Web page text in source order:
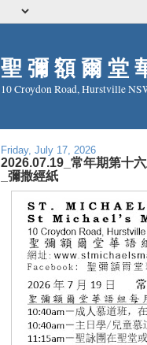
聖 彌 額 爾 堂
10 Croydon Road, Hurstville
Friday, July 17, 2026
2026.07.19_常年期第十
_彌撒經紙